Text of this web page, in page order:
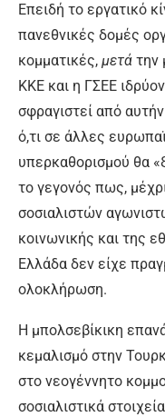
Επειδή το εργατικό
πανεθνικές δομές
κομματικές, μετά την
ΚΚΕ και η ΓΣΕΕ
σφραγιστεί από
ό,τι σε άλλες
υπερκαθορισμού θα
το γεγονός πως,
σοσιαλιστών
κοινωνικής και της
Ελλάδα δεν είχε
ολοκλήρωση.
Η μπολσεβίκικη
κεμαλισμό στην
στο νεογέννητο
σοσιαλιστικά